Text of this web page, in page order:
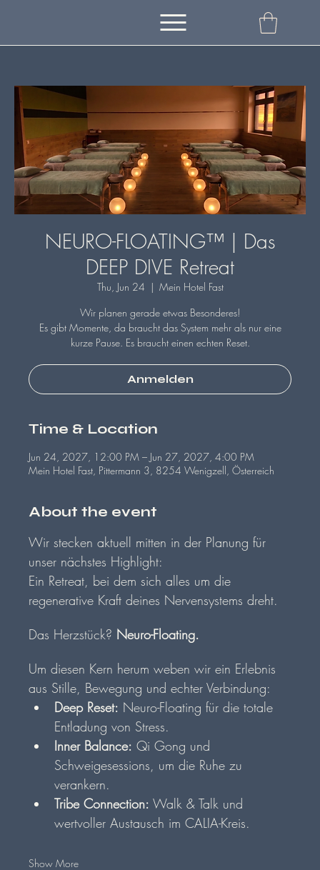
NEURO-FLOATING™ | Das
DEEP DIVE Retreat
Thu, Jun 24
  |
Mein Hotel Fast
Wir planen gerade etwas Besonderes!
Es gibt Momente, da braucht das System mehr als nur eine
kurze Pause. Es braucht einen echten Reset.
Anmelden
Time & Location
Jun 24, 2027, 12:00 PM – Jun 27, 2027, 4:00 PM
Mein Hotel Fast, Pittermann 3, 8254 Wenigzell, Österreich
About the event
Wir stecken aktuell mitten in der Planung für
unser nächstes Highlight:
Ein Retreat, bei dem sich alles um die
regenerative Kraft deines Nervensystems dreht.
Das Herzstück? Neuro-Floating.
Um diesen Kern herum weben wir ein Erlebnis
aus Stille, Bewegung und echter Verbindung:
Deep Reset: Neuro-Floating für die totale
Entladung von Stress.
Inner Balance: Qi Gong und
Schweigesessions, um die Ruhe zu
verankern.
Tribe Connection: Walk & Talk und
wertvoller Austausch im CALIA-Kreis.
Show More